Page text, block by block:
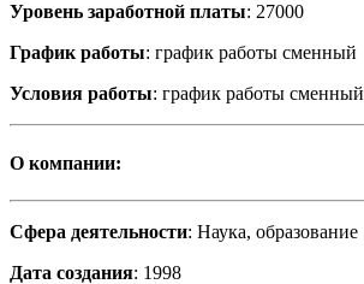
Уровень заработной платы: 27000
График работы: график работы сменный
Условия работы: график работы сменный
О компании:
Сфера деятельности: Наука, образование
Дата создания: 1998